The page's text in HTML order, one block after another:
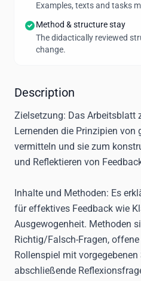
Examples, texts and tasks
Method & structure stay
The didactically reviewed
change.
Description
Zielsetzung: Das Arbeitsblatt
Lernenden die Prinzipien von
vermitteln und sie zum
und Reflektieren von
Inhalte und Methoden: Es
für effektives Feedback wie
Ausgewogenheit. Methoden
Richtig/Falsch-Fragen,
Rollenspiel mit vorgegebenen
abschließende